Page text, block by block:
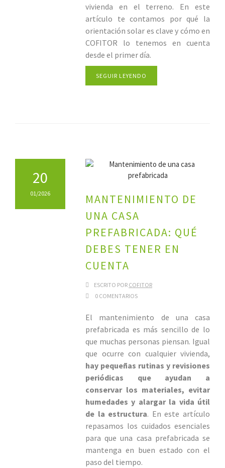
vivienda en el terreno. En este
artículo te contamos por qué la
orientación solar es clave y cómo en
COFITOR lo tenemos en cuenta
desde el primer día.
SEGUIR LEYENDO
20
01/2026
MANTENIMIENTO DE
UNA CASA
PREFABRICADA: QUÉ
DEBES TENER EN
CUENTA
ESCRITO POR COFITOR
0 COMENTARIOS
El mantenimiento de una casa
prefabricada es más sencillo de lo
que muchas personas piensan. Igual
que ocurre con cualquier vivienda,
hay pequeñas rutinas y revisiones
periódicas que ayudan a
conservar los materiales, evitar
humedades y alargar la vida útil
de la estructura. En este artículo
repasamos los cuidados esenciales
para que una casa prefabricada se
mantenga en buen estado con el
paso del tiempo.